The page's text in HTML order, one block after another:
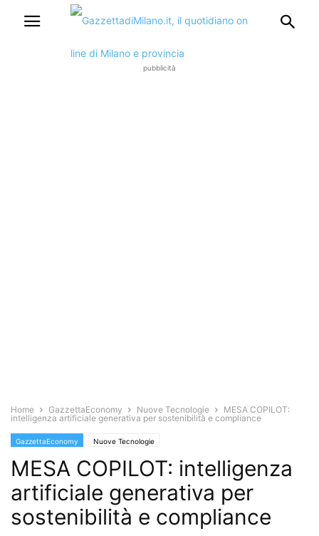
pubblicità
Home GazzettaEconomy Nuove Tecnologie
MESA COPILOT:
intelligenza artificiale generativa per sostenibilità e compliance
GazzettaEconomy Nuove Tecnologie
MESA COPILOT: intelligenza
artificiale generativa per
sostenibilità e compliance